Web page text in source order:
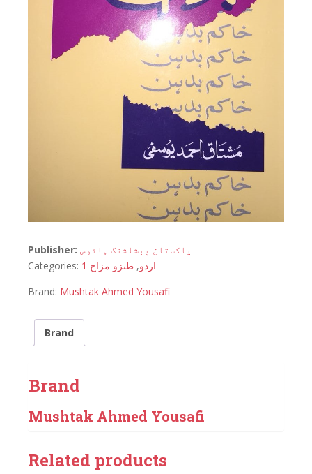
Publisher: پاکستان پبشلشنگ ہائوس
Categories:
اردو, طنزو مزاح 1
Brand: Mushtak Ahmed Yousafi
Brand
Brand
Mushtak Ahmed Yousafi
Related products